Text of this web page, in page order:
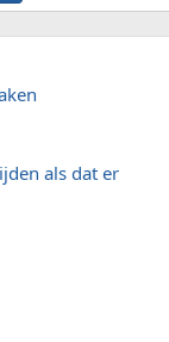
als dat er